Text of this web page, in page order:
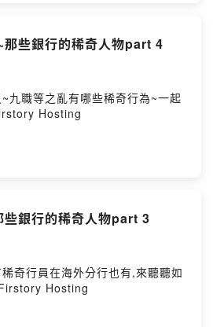
那些銀行的稀奇人物part 4
九職等之亂有哪些稀奇行為~一起
Hosting
些銀行的稀奇人物part 3
奇行員在海外分行也有,來聽聽如
Hosting